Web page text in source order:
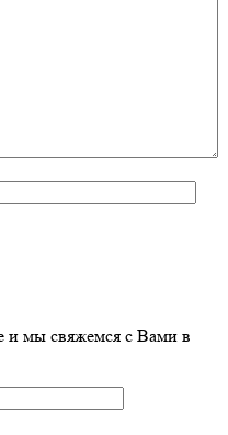
и мы свяжемся с Вами в